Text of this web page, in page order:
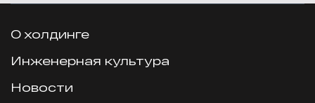
О холдинге
Инженерная культура
Новости